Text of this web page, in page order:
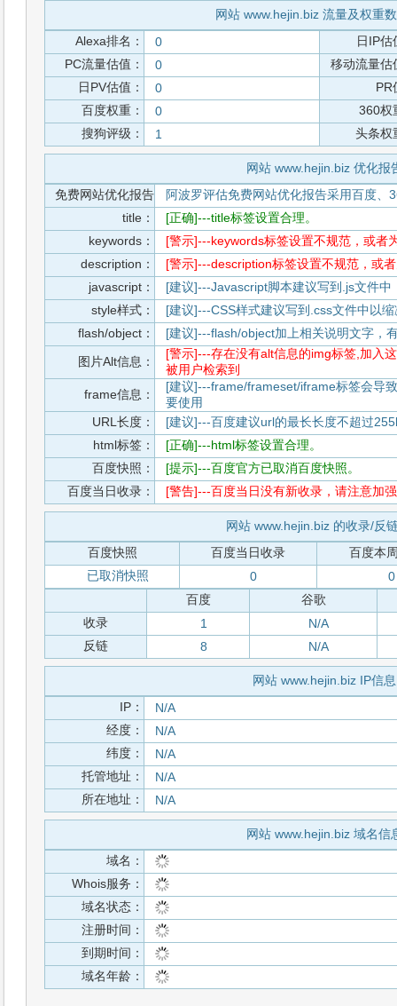
网站 www.hejin.biz 流量及权重
Alexa排名：
0
日IP估
PC流量估值：
0
移动流量估
日PV估值：
0
PR
百度权重：
0
360权
搜狗评级：
1 头条权
网站 www.hejin.biz 优化报
免费网站优化报告
阿波罗评估免费网站优化报告采用百度、
title：
[正确]---title标签设置合理。
keywords：
[警示]---keywords标签设置不规范，或者
description：
[警示]---description标签设置不规范，或
javascript：
[建议]---Javascript脚本建议写到.js文件中
style样式：
[建议]---CSS样式建议写到.css文件中以
flash/object：
[建议]---flash/object加上相关说明文字，
图片Alt信息：
[警示]---存在没有alt信息的img标签,加入
被用户检索到
frame信息：
[建议]---frame/frameset/iframe标签会导
要使用
URL长度：
[建议]---百度建议url的最长长度不超过
html标签：
[正确]---html标签设置合理。
百度快照：
[提示]---百度官方已取消百度快照。
百度当日收录：
[警告]---百度当日没有新收录，请注意加
网站 www.hejin.biz 的收录/反
百度快照
百度当日收录
百度本
已取消快照
0
0
百度
谷歌
收录
1
N/A
反链
8 N/A
网站 www.hejin.biz IP信息
IP：
N/A
经度：
N/A
纬度：
N/A
托管地址：
N/A
所在地址：
N/A
网站 www.hejin.biz 域名信
域名：
Whois服务：
域名状态：
注册时间：
到期时间：
域名年龄：